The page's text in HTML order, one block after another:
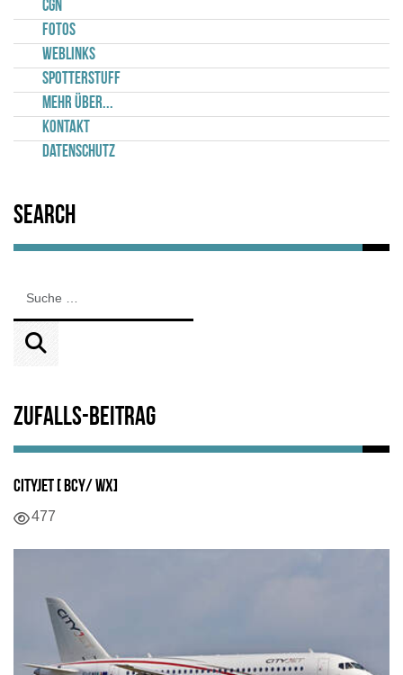
CGN
Fotos
Weblinks
Spotterstuff
Mehr über...
Kontakt
Datenschutz
Search
Zufalls-Beitrag
CityJet [ BCY/ WX]
477